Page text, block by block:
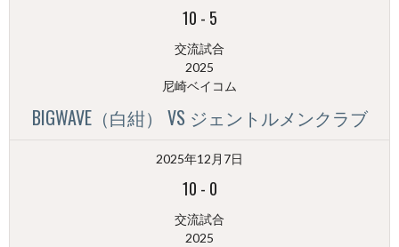
10 - 5
交流試合
2025
尼崎ベイコム
BIGWAVE（白紺） VS ジェントルメンクラブ
2025年12月7日
10 - 0
交流試合
2025